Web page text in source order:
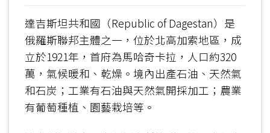
達吉斯坦共和國（Republic of Dagestan）是
俄羅斯聯邦主體之一，位於北高加索地區，成
立於1921年，首府為馬哈奇卡拉，人口約320
萬，氣候暖和、乾燥。境內出產石油、天然氣
和石炭；工業有石油與天然氣開採加工；農業
有葡萄種植、園藝栽培等。